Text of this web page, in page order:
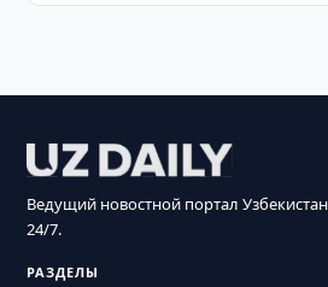
Ведущий новостной портал
24/7.
РАЗДЕЛЫ